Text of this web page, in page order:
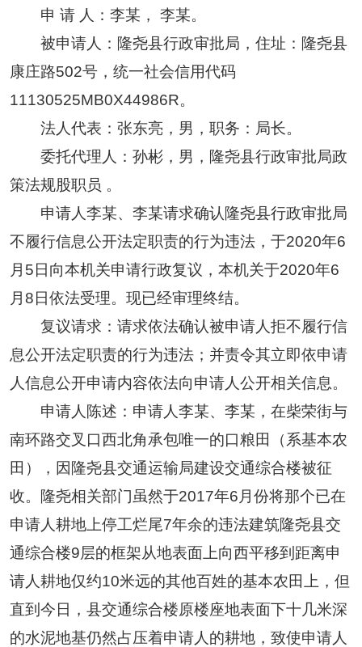
申 请 人：李某， 李某。
被申请人：隆尧县行政审批局，住址：隆尧县
康庄路502号，统一社会信用代码
11130525MB0X44986R。
法人代表：张东亮，男，职务：局长。
委托代理人：孙彬，男，隆尧县行政审批局政
策法规股职员 。
申请人李某、李某请求确认隆尧县行政审批局
不履行信息公开法定职责的行为违法，于2020年6
月5日向本机关申请行政复议，本机关于2020年6
月8日依法受理。现已经审理终结。
复议请求：请求依法确认被申请人拒不履行信
息公开法定职责的行为违法；并责令其立即依申请
人信息公开申请内容依法向申请人公开相关信息。
申请人陈述：申请人李某、李某，在柴荣街与
南环路交叉口西北角承包唯一的口粮田（系基本农
田），因隆尧县交通运输局建设交通综合楼被征
收。隆尧相关部门虽然于2017年6月份将那个已在
申请人耕地上停工烂尾7年余的违法建筑隆尧县交
通综合楼9层的框架从地表面上向西平移到距离申
请人耕地仅约10米远的其他百姓的基本农田上，但
直到今日，县交通综合楼原楼座地表面下十几米深
的水泥地基仍然占压着申请人的耕地，致使申请人